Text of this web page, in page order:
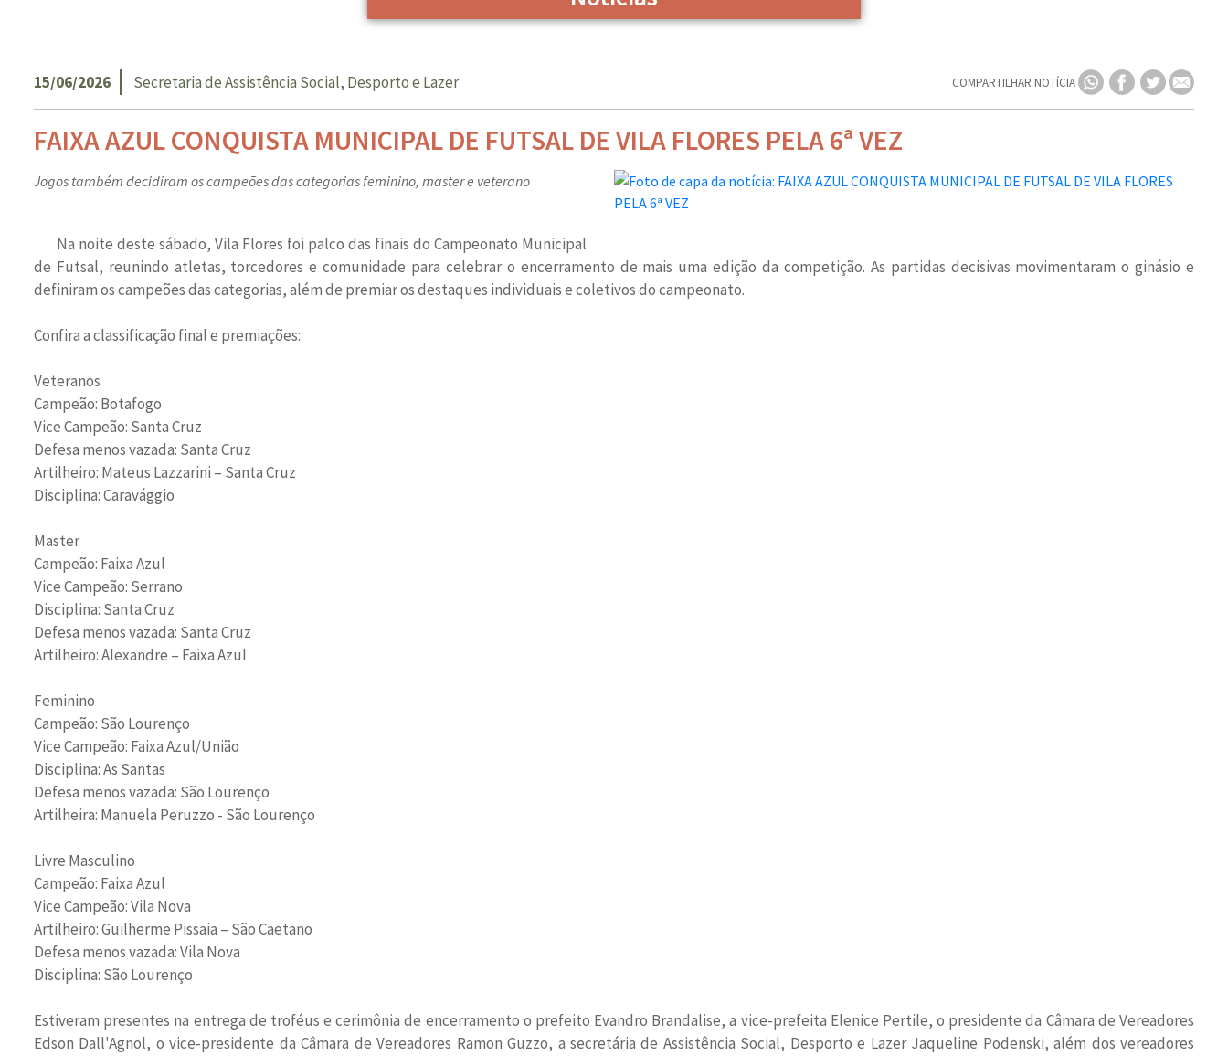
15/06/2026 Secretaria de Assistência Social, Desporto e Lazer COMPARTILHAR NOTÍCIA
FAIXA AZUL CONQUISTA MUNICIPAL DE FUTSAL DE VILA FLORES PELA 6ª VEZ
Jogos também decidiram os campeões das categorias feminino, master e veterano
Na noite deste sábado, Vila Flores foi palco das finais do Campeonato Municipal
de Futsal, reunindo atletas, torcedores e comunidade para celebrar o encerramento de mais uma edição da competição. As partidas decisivas movimentaram o ginásio e
definiram os campeões das categorias, além de premiar os destaques individuais e coletivos do campeonato.
Confira a classificação final e premiações:
Veteranos
Campeão: Botafogo
Vice Campeão: Santa Cruz
Defesa menos vazada: Santa Cruz
Artilheiro: Mateus Lazzarini – Santa Cruz
Disciplina: Caravággio
Master
Campeão: Faixa Azul
Vice Campeão: Serrano
Disciplina: Santa Cruz
Defesa menos vazada: Santa Cruz
Artilheiro: Alexandre – Faixa Azul
Feminino
Campeão: São Lourenço
Vice Campeão: Faixa Azul/União
Disciplina: As Santas
Defesa menos vazada: São Lourenço
Artilheira: Manuela Peruzzo - São Lourenço
Livre Masculino
Campeão: Faixa Azul
Vice Campeão: Vila Nova
Artilheiro: Guilherme Pissaia – São Caetano
Defesa menos vazada: Vila Nova
Disciplina: São Lourenço
Estiveram presentes na entrega de troféus e cerimônia de encerramento o prefeito Evandro Brandalise, a vice-prefeita Elenice Pertile, o presidente da Câmara de Vereadores
Edson Dall'Agnol, o vice-presidente da Câmara de Vereadores Ramon Guzzo, a secretária de Assistência Social, Desporto e Lazer Jaqueline Podenski, além dos vereadores